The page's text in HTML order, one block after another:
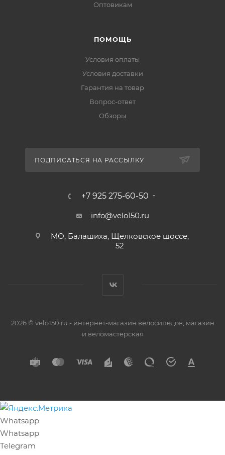
Оптовикам
ПОМОЩЬ
Условия оплаты
Условия доставки
Гарантия на товар
Вопрос-ответ
Обзоры
ПОДПИСАТЬСЯ НА РАССЫЛКУ
+7 925 275-60-50
info@velo150.ru
МО, Балашиха, Щелковское шоссе,
52
2026 © velo150.ru - интернет-магазин велосипедов, магазин
и веломастерская
Whatsapp
Whatsapp
Telegram